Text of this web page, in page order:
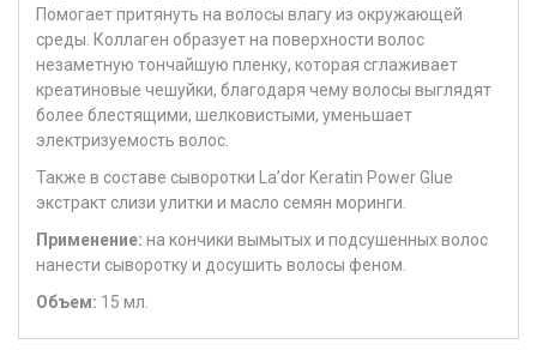
Помогает притянуть на волосы влагу из окружающей
среды. Коллаген образует на поверхности волос
незаметную тончайшую пленку, которая сглаживает
креатиновые чешуйки, благодаря чему волосы выглядят
более блестящими, шелковистыми, уменьшает
электризуемость волос.
Также в составе сыворотки La’dor Keratin Power Glue
экстракт слизи улитки и масло семян моринги.
Применение: на кончики вымытых и подсушенных волос
нанести сыворотку и досушить волосы феном.
Объем: 15 мл.